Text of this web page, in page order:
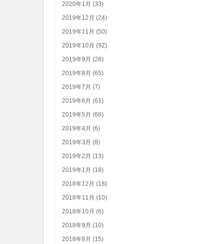
2020年1月 (33)
2019年12月 (24)
2019年11月 (50)
2019年10月 (92)
2019年9月 (28)
2019年8月 (65)
2019年7月 (7)
2019年6月 (61)
2019年5月 (66)
2019年4月 (6)
2019年3月 (8)
2019年2月 (13)
2019年1月 (18)
2018年12月 (18)
2018年11月 (10)
2018年10月 (6)
2018年9月 (10)
2018年8月 (15)